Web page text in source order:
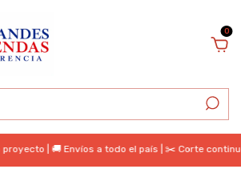
0
| 🚚 Envíos a todo el país | ✂️ Corte continuo |